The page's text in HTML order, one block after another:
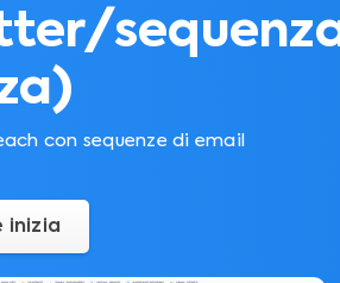
con sequenze di email
inizia